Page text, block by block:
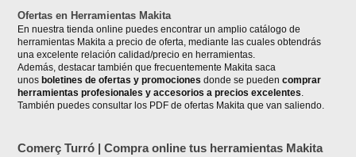
Ofertas en Herramientas Makita
En nuestra tienda online puedes encontrar un amplio catálogo de
herramientas Makita a precio de oferta, mediante las cuales obtendrás
una excelente relación calidad/precio en herramientas.
Además, destacar también que frecuentemente Makita saca
unos boletines de ofertas y promociones donde se puedencomprar
herramientas profesionales y accesorios a precios excelentes.
También puedes consultar los PDF de ofertas Makita que van saliendo.
Comerç Turró | Compra online tus herramientas Makita